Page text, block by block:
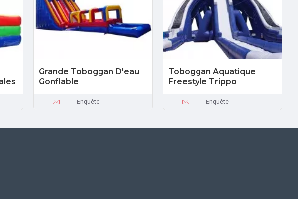
Grande Toboggan D'eau
Gonflable
Enquête
Toboggan Aquatique
Freestyle Trippo
Enquête